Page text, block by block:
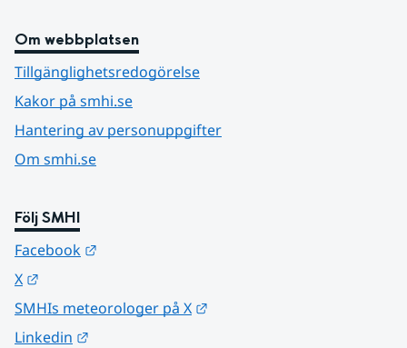
Om webbplatsen
Tillgänglighetsredogörelse
Kakor på smhi.se
Hantering av personuppgifter
Om smhi.se
Följ SMHI
Facebook
X
SMHIs meteorologer på X
Linkedin